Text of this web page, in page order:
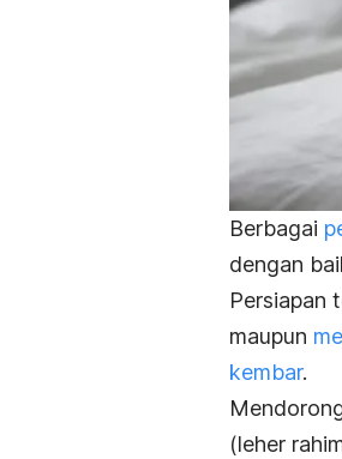
Berbagai
dengan
Persiapan
maupun
kembar.
(leher